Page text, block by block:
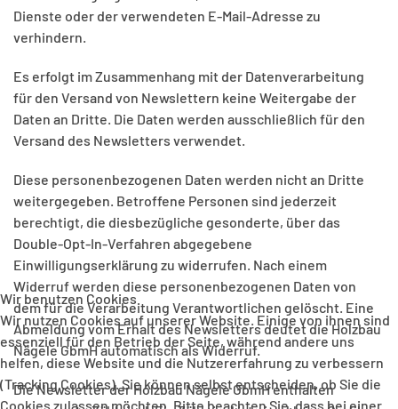
Dienste oder der verwendeten E-Mail-Adresse zu
verhindern.
Es erfolgt im Zusammenhang mit der Datenverarbeitung
für den Versand von Newslettern keine Weitergabe der
Daten an Dritte. Die Daten werden ausschließlich für den
Versand des Newsletters verwendet.
Diese personenbezogenen Daten werden nicht an Dritte
weitergegeben. Betroffene Personen sind jederzeit
berechtigt, die diesbezügliche gesonderte, über das
Double-Opt-In-Verfahren abgegebene
Einwilligungserklärung zu widerrufen. Nach einem
Widerruf werden diese personenbezogenen Daten von
dem für die Verarbeitung Verantwortlichen gelöscht. Eine
Abmeldung vom Erhalt des Newsletters deutet die Holzbau
Nägele GbmH automatisch als Widerruf.
Die Newsletter der Holzbau Nägele GbmH enthalten
Wir benutzen Cookies
Wir nutzen Cookies auf unserer Website. Einige von ihnen sind
essenziell für den Betrieb der Seite, während andere uns
helfen, diese Website und die Nutzererfahrung zu verbessern
(Tracking Cookies). Sie können selbst entscheiden, ob Sie die
Cookies zulassen möchten. Bitte beachten Sie, dass bei einer